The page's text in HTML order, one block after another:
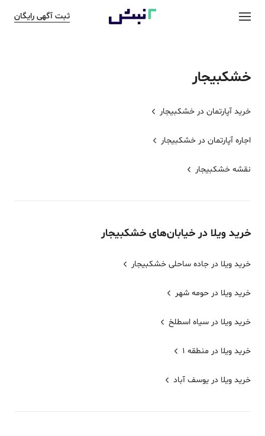
ثبت آگهی رایگان
خشکبیجار
خرید آپارتمان در خشکبیجار
اجاره آپارتمان در خشکبیجار
نقشه خشکبیجار
خرید ویلا در خیابان‌های خشکبیجار
خرید ویلا در جاده ساحلی خشکبیجار
خرید ویلا در حومه شهر
خرید ویلا در سیاه اسطلخ
خرید ویلا در منطقه 1
خرید ویلا در یوسف آباد